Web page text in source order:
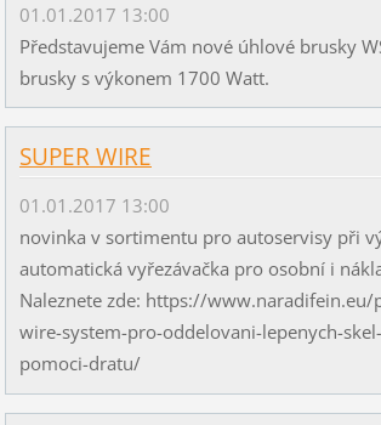
01.01.2017 13:00
Představujeme Vám nové úhlové brusky
brusky s výkonem 1700 Watt.
SUPER WIRE
01.01.2017 13:00
novinka v sortimentu pro autoservisy při
automatická vyřezávačka pro osobní i
Naleznete zde: https://
wire-system-pro-oddelovani-lepenych-
pomoci-dratu/